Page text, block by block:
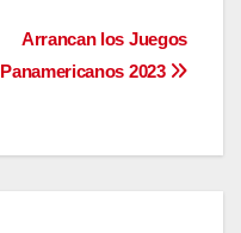
Arrancan los Juegos
Panamericanos 2023